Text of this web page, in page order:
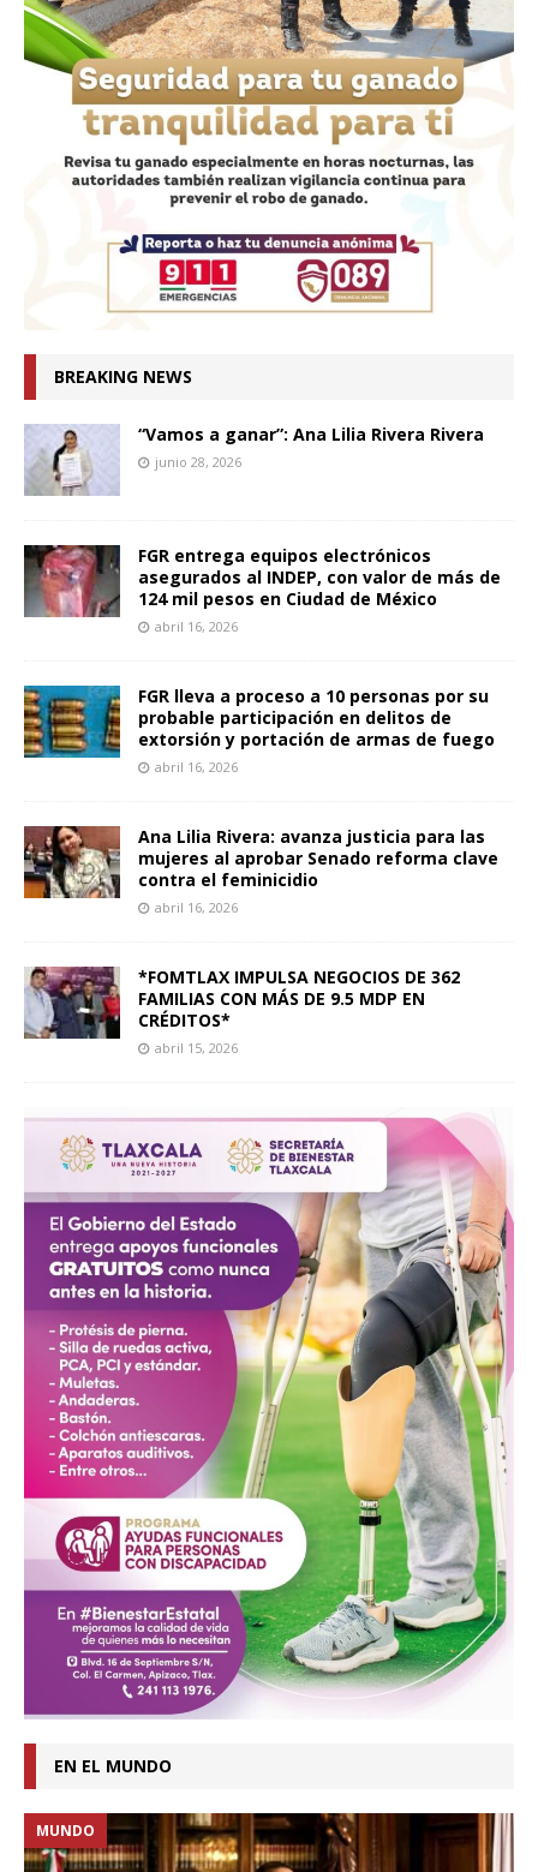
BREAKING NEWS
“Vamos a ganar”: Ana Lilia Rivera Rivera
junio 28, 2026
FGR entrega equipos electrónicos
asegurados al INDEP, con valor de más de
124 mil pesos en Ciudad de México
abril 16, 2026
FGR lleva a proceso a 10 personas por su
probable participación en delitos de
extorsión y portación de armas de fuego
abril 16, 2026
Ana Lilia Rivera: avanza justicia para las
mujeres al aprobar Senado reforma clave
contra el feminicidio
abril 16, 2026
*FOMTLAX IMPULSA NEGOCIOS DE 362
FAMILIAS CON MÁS DE 9.5 MDP EN
CRÉDITOS*
abril 15, 2026
EN EL MUNDO
MUNDO